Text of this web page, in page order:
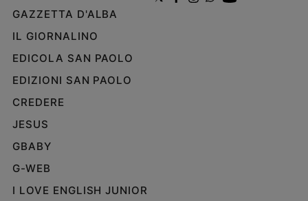
GAZZETTA D'ALBA
IL GIORNALINO
EDICOLA SAN PAOLO
EDIZIONI SAN PAOLO
CREDERE
JESUS
GBABY
G-WEB
I LOVE ENGLISH JUNIOR